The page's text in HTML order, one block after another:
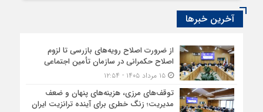
آخرین خبرها
از ضرورت اصلاح رویه‌های بازرسی تا لزوم
اصلاح حکمرانی در سازمان تأمین اجتماعی
۱۵ مرداد ۱۴۰۵ - ۱۲:۵۴
توقف‌های مرزی، هزینه‌های پنهان و ضعف
مدیریت؛ زنگ خطری برای آینده ترانزیت ایران